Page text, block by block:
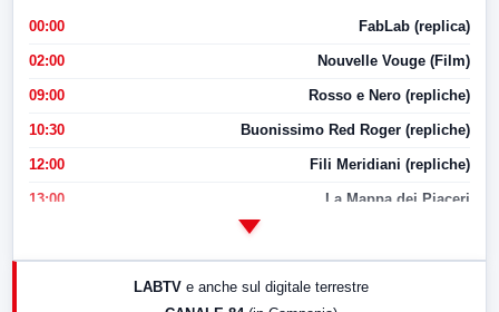
00:00 FabLab (replica)
02:00 Nouvelle Vouge (Film)
09:00 Rosso e Nero (repliche)
10:30 Buonissimo Red Roger (repliche)
12:00 Fili Meridiani (repliche)
13:00 La Mappa dei Piaceri
17:00 LabNews (replica)
LABTV e anche sul digitale terrestre